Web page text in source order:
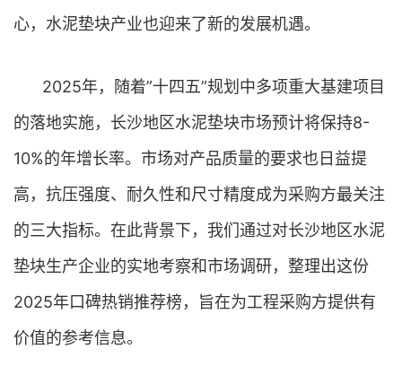
心，水泥垫块产业也迎来了新的发展机遇。
2025年，随着”十四五”规划中多项重大基建项目
的落地实施，长沙地区水泥垫块市场预计将保持8-
10%的年增长率。市场对产品质量的要求也日益提
高，抗压强度、耐久性和尺寸精度成为采购方最关注
的三大指标。在此背景下，我们通过对长沙地区水泥
垫块生产企业的实地考察和市场调研，整理出这份
2025年口碑热销推荐榜，旨在为工程采购方提供有
价值的参考信息。